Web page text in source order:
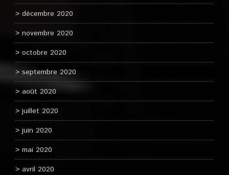
décembre 2020
novembre 2020
octobre 2020
septembre 2020
août 2020
juillet 2020
juin 2020
mai 2020
avril 2020